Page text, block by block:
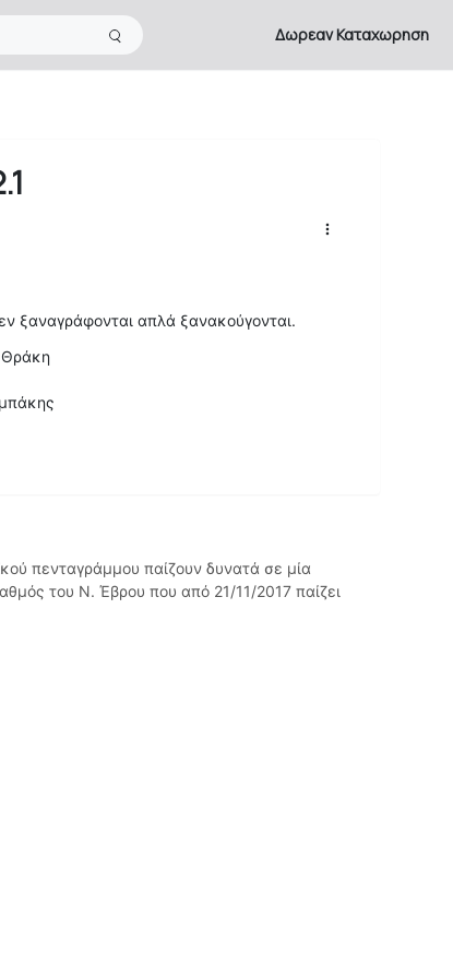
Δωρεαν Καταχωρηση
ξαναγράφονται απλά ξανακούγονται.
Θράκη
πενταγράμμου παίζουν δυνατά σε μία
του Ν. Έβρου που από 21/11/2017 παίζει